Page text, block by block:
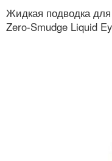
Жидкая подводка
Zero-Smudge Liquid